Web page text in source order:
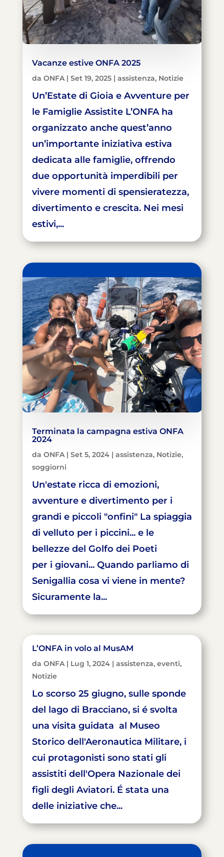
Vacanze estive ONFA 2025
da ONFA| Set 19, 2025| assistenza, Notizie
Un’Estate di Gioia e Avventure per
le Famiglie Assistite L’ONFA ha
organizzato anche quest’anno
un’importante iniziativa estiva
dedicata alle famiglie, offrendo
due opportunità imperdibili per
vivere momenti di spensieratezza,
divertimento e crescita. Nei mesi
estivi,...
Terminata la campagna estiva ONFA
2024
da ONFA| Set 5, 2024| assistenza, Notizie,
soggiorni
Un'estate ricca di emozioni,
avventure e divertimento per i
grandi e piccoli "onfini" La spiaggia
di velluto per i piccini... e le
bellezze del Golfo dei Poeti
per i giovani... Quando parliamo di
Senigallia cosa vi viene in mente?
Sicuramente la...
L’ONFA in volo al MusAM
da ONFA| Lug 1, 2024| assistenza, eventi,
Notizie
Lo scorso 25 giugno, sulle sponde
del lago di Bracciano, si é svolta
una visita guidata al Museo
Storico dell'Aeronautica Militare, i
cui protagonisti sono stati gli
assistiti dell'Opera Nazionale dei
figli degli Aviatori. É stata una
delle iniziative che...